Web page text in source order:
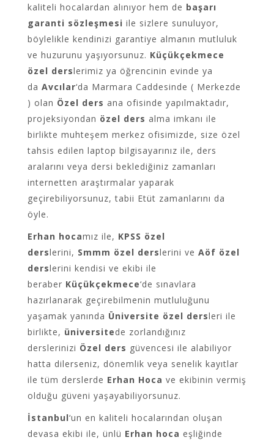
kaliteli hocalardan alınıyor hem de başarı
garanti sözleşmesi ile sizlere sunuluyor,
böylelikle kendinizi garantiye almanın mutluluk
ve huzurunu yaşıyorsunuz. Küçükçekmece
özel derslerimiz ya öğrencinin evinde ya
da Avcılar‘da Marmara Caddesinde ( Merkezde
) olan Özel ders ana ofisinde yapılmaktadır,
projeksiyondan özel ders alma imkanı ile
birlikte muhteşem merkez ofisimizde, size özel
tahsis edilen laptop bilgisayarınız ile, ders
aralarını veya dersi beklediğiniz zamanları
internetten araştırmalar yaparak
geçirebiliyorsunuz, tabii Etüt zamanlarını da
öyle.
Erhan hocamız ile, KPSS özel
derslerini, Smmm özel derslerini ve Aöf özel
derslerini kendisi ve ekibi ile
beraber Küçükçekmece‘de sınavlara
hazırlanarak geçirebilmenin mutluluğunu
yaşamak yanında Üniversite özel dersleri ile
birlikte, üniversitede zorlandığınız
derslerinizi Özel ders güvencesi ile alabiliyor
hatta dilerseniz, dönemlik veya senelik kayıtlar
ile tüm derslerde Erhan Hoca ve ekibinin vermiş
olduğu güveni yaşayabiliyorsunuz.
İstanbul‘un en kaliteli hocalarından oluşan
devasa ekibi ile, ünlü Erhan hoca eşliğinde